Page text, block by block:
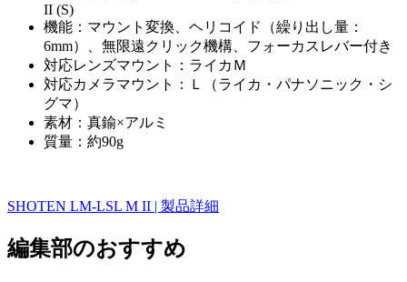
II (S)
機能：マウント変換、ヘリコイド（繰り出し量：
6mm）、無限遠クリック機構、フォーカスレバー付き
対応レンズマウント：ライカＭ
対応カメラマウント：Ｌ（ライカ・パナソニック・シ
グマ）
素材：真鍮×アルミ
質量：約90g
SHOTEN LM-LSL M II | 製品詳細
編集部のおすすめ